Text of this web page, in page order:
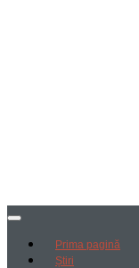
Prima pagină
Știri